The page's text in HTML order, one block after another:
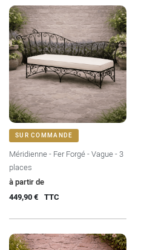
SUR COMMANDE
Méridienne - Fer Forgé - Vague - 3
places
à partir de
Prix
449,90 € TTC